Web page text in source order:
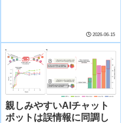
2026-06-15
親しみやすいAIチャット
ボットは誤情報に同調し